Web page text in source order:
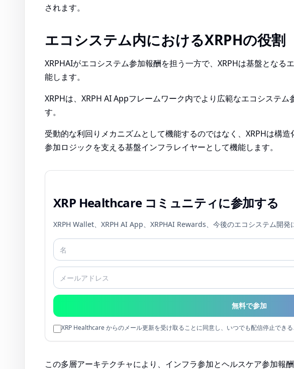
されます。
エコシステム内におけるXRPHの役割
XRPHAIがエコシステム参加報酬を担う一方で、XRPHは基盤となる
能します。
XRPHは、XRPH AI Appフレームワーク内でより広範なエコシステ
す。
受動的な利回りメカニズムとして機能するのではなく、XRPHは構
参加ロジックを支える基盤インフラレイヤーとして機能します。
XRP Healthcare コミュニティに参加する
XRPH Wallet、XRPH AI App、XRPHAI Rewards、今後のエコシステム開発
無料で参加
XRP Healthcare からのメール更新を受け取ることに同意し、いつでも配信停止できる
この多層アーキテクチャにより、インフラ参加とヘルスケア参加報酬